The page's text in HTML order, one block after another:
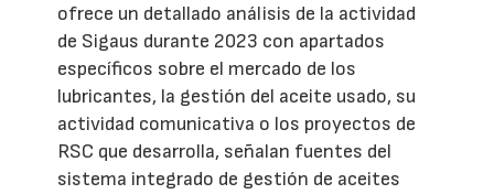
ofrece un detallado análisis de la actividad
de Sigaus durante 2023 con apartados
específicos sobre el mercado de los
lubricantes, la gestión del aceite usado, su
actividad comunicativa o los proyectos de
RSC que desarrolla, señalan fuentes del
sistema integrado de gestión de aceites